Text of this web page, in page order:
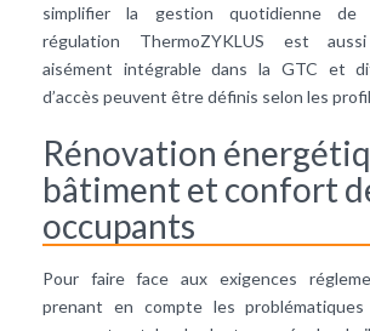
simplifier la gestion quotidienne de
régulation ThermoZYKLUS est aussi
aisément intégrable dans la GTC et
d’accès peuvent être définis selon les
Rénovation
bâtiment et confort
occupants
Pour faire face aux exigences
prenant en compte les